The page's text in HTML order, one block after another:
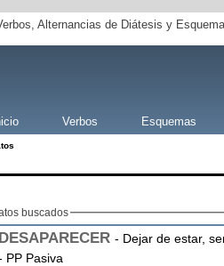
Alternancias de Diátesis y
Verbos Esquemas
buscados
DESAPARECER
PP Pasiva